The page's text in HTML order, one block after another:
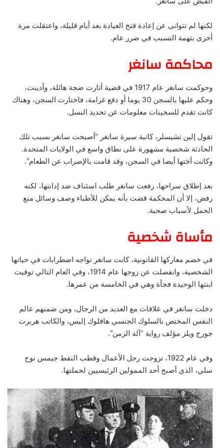
لكنها لم تتوانى عن إعادة فتح العيادة بعد أيام قليلة، واعتقلت مرة
أخرى بتهمة التسبب في ضرر عام.
محاكمة سانغر
وحوكمت سانغر عام 1917 في قضية أثارت ضجة هائلة، وأدينت،
وحكم عليها بالسجن 30 يوما أو دفع غرامة، فاختارت السجن، وهناك
كانت تقدم للسجينات معلومات عن تحديد النسل.
تقول إلين تشيسلر، كاتبة سيرة سانغر “أصبحت سانغر بسبب تلك
الحادثة شخصية مشهورة على نطاق واسع في الولايات المتحدة.
وكانت أختها أيضا في السجن، وقد قامت بالإضراب عن الطعام”.
بعد إطلاق سراحها، رفعت سانغر طلب اسئناف ضد إدانتها، لكنه
رفض، إلا أن المحكمة قضت بأنه يمكن للأطباء وصف وسائل منع
الحمل لأسباب صحية.
مأساة شخصية
في خضم معاركها القانونية، كانت سانغر تواجه اضطرابات في حياتها
الشخصية، وانفصلت عن زوجها عام 1914، وفي العام التالي توفيت
ابنتها الوحيدة فجأة وهي في الخامسة من عمرها.
دخلت سانغر في علاقات مع العديد من الرجال، ومن ضمنهم عالم
النفس المختص بالسلوك الجنسي هافلوك إليس، والكاتب هربرت
جورج ويلز مؤلف رواية “آلة الزمن”.
وفي عام 1922، تزوجت رجل الأعمال وقطب النفط جيمس نوح
سلي، الذي أصبح أحد الممولين الرئيسيين لحملتها.